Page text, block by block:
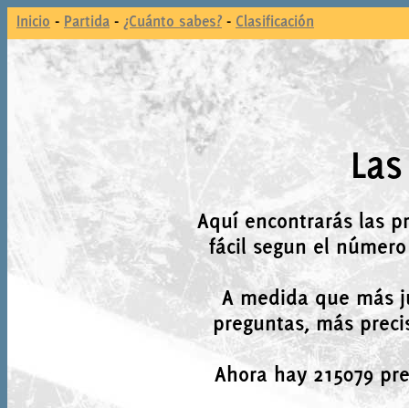
Inicio - Partida - ¿Cuánto sabes? - Clasificación
Aquí encontrarás las
fácil segun el
A medida que más
preguntas, más
Ahora hay 215079